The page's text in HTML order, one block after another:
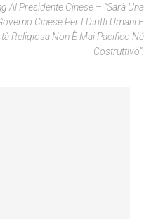
Al Presidente Cinese – “sarà Una
Cinese Per I Diritti Umani E
Religiosa Non È Mai Pacifico Né
Costruttivo”.